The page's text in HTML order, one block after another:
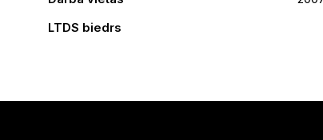
LTDS biedrs